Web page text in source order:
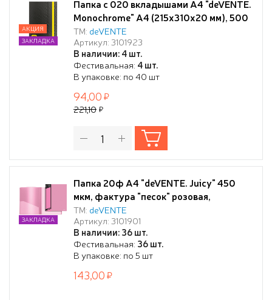
Папка с 020 вкладышами A4 "deVENTE.
Monochrome" A4 (215x310x20 мм), 500
мкм, с рельефной фактурной
поверхностью, вкладыши 30 мкм,
вертикальная неоновая желтая резинка
15 мм, индивидуальная маркировка,
непрозрачная черная с неновым
желтым
ТМ: deVENTE
Артикул: 3101923
В наличии: 4 шт.
Фестивальная: 4 шт.
В упаковке: по 40 шт
АКЦИЯ
ЗАКЛАДКА
94,00
221,10
Папка 20ф А4 "deVENTE. Juicy" 450
мкм, фактура "песок" розовая,
вкладыши 30 мкм, внешний карман со
сменной этикеткой, внутренний карман,
ТМ: deVENTE
Артикул: 3101901
В наличии: 36 шт.
Фестивальная: 36 шт.
В упаковке: по 5 шт
ЗАКЛАДКА
143,00